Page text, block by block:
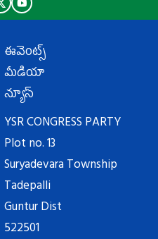
ఈవెంట్స్
మీడియా
న్యూస్
YSR CONGRESS PARTY
Plot no. 13
Suryadevara Township
Tadepalli
Guntur Dist
522501